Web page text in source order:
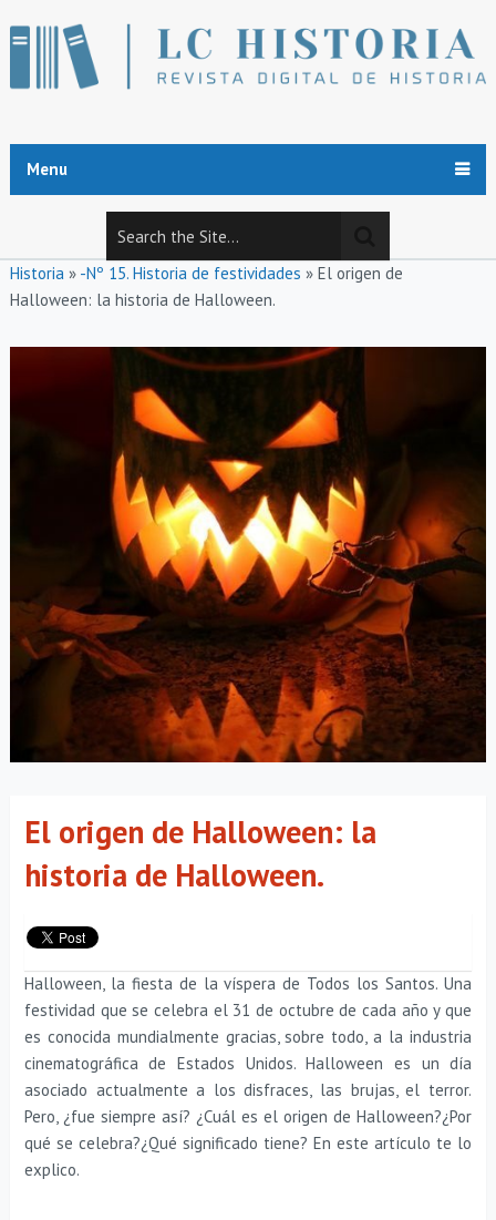
Menu
Historia» -Nº 15. Historia de festividades » El origen de
Halloween: la historia de Halloween.
El origen de Halloween: la
historia de Halloween.
Halloween, la fiesta de la víspera de Todos los Santos. Una
festividad que se celebra el 31 de octubre de cada año y que
es conocida mundialmente gracias, sobre todo, a la industria
cinematográfica de Estados Unidos. Halloween es un día
asociado actualmente a los disfraces, las brujas, el terror.
Pero, ¿fue siempre así? ¿Cuál es el origen de Halloween?¿Por
qué se celebra?¿Qué significado tiene? En este artículo te lo
explico.